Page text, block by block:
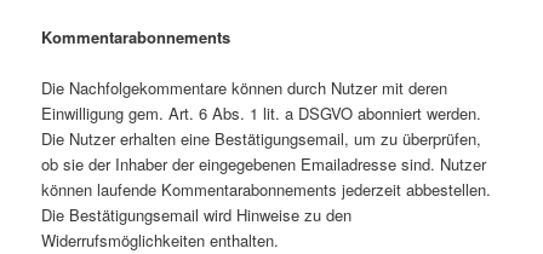
Kommentarabonnements
Die Nachfolgekommentare können durch Nutzer mit deren
Einwilligung gem. Art. 6 Abs. 1 lit. a DSGVO abonniert werden.
Die Nutzer erhalten eine Bestätigungsemail, um zu überprüfen,
ob sie der Inhaber der eingegebenen Emailadresse sind. Nutzer
können laufende Kommentarabonnements jederzeit abbestellen.
Die Bestätigungsemail wird Hinweise zu den
Widerrufsmöglichkeiten enthalten.